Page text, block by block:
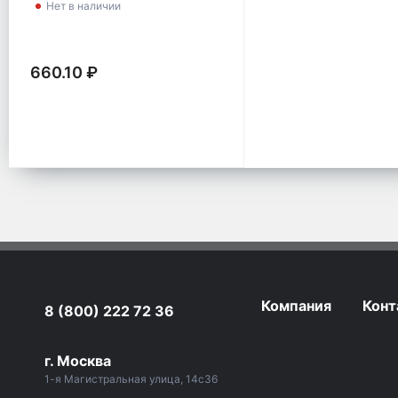
Нет в наличии
660.10 ₽
8 (800) 222 72 36
г. Москва
1-я Магистральная улица, 14с36
Компания